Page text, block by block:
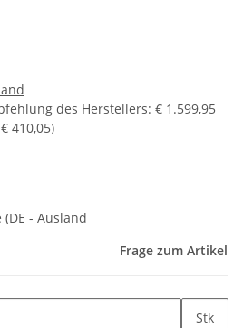
des Herstellers: € 1.599,95
€ 410,05)
(DE - Ausland
Frage zum Artikel
Stk